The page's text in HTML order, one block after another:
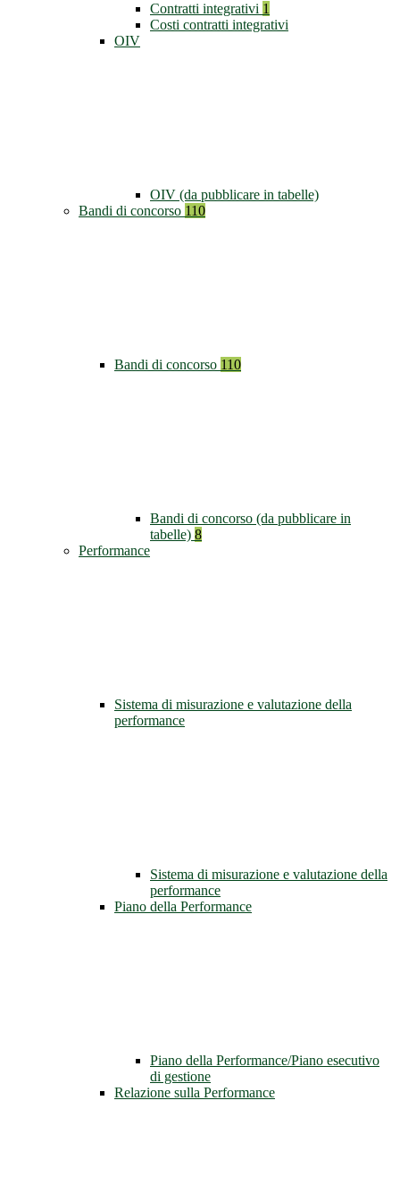
Contratti integrativi 1
Costi contratti integrativi
OIV
OIV (da pubblicare in tabelle)
Bandi di concorso 110
Bandi di concorso 110
Bandi di concorso (da pubblicare in
tabelle) 8
Performance
Sistema di misurazione e valutazione della
performance
Sistema di misurazione e valutazione della
performance
Piano della Performance
Piano della Performance/Piano esecutivo
di gestione
Relazione sulla Performance